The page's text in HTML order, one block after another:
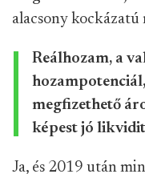
alacsony kockázatú
Reálhozam, a
megfizethető
képest jó
Ja, és 2019 után